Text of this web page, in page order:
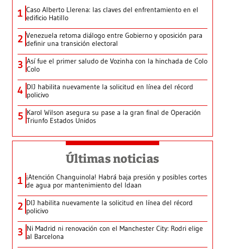
1 Caso Alberto Llerena: las claves del enfrentamiento en el
edificio Hatillo
2 Venezuela retoma diálogo entre Gobierno y oposición para
definir una transición electoral
3 Así fue el primer saludo de Vozinha con la hinchada de Colo
Colo
4 DIJ habilita nuevamente la solicitud en línea del récord
policivo
5 Karol Wilson asegura su pase a la gran final de Operación
Triunfo Estados Unidos
Últimas noticias
1 ¡Atención Changuinola! Habrá baja presión y posibles cortes
de agua por mantenimiento del Idaan
2 DIJ habilita nuevamente la solicitud en línea del récord
policivo
3 Ni Madrid ni renovación con el Manchester City: Rodri elige
al Barcelona